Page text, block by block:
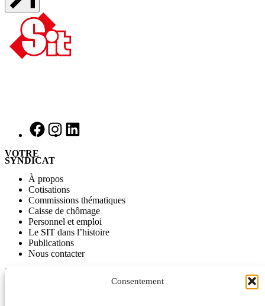
Consentement
VOTRE
SYNDICAT
À propos
Cotisations
Commissions thématiques
Caisse de chômage
Personnel et emploi
Le SIT dans l’histoire
Publications
Nous contacter
INFORMATIONS